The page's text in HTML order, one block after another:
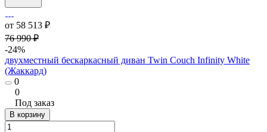
от 58 513 ₽
76 990 ₽
-24%
двухместный бескаркасный диван Twin Couch Infinity White
(Жаккард)
0
0
Под заказ
В корзину